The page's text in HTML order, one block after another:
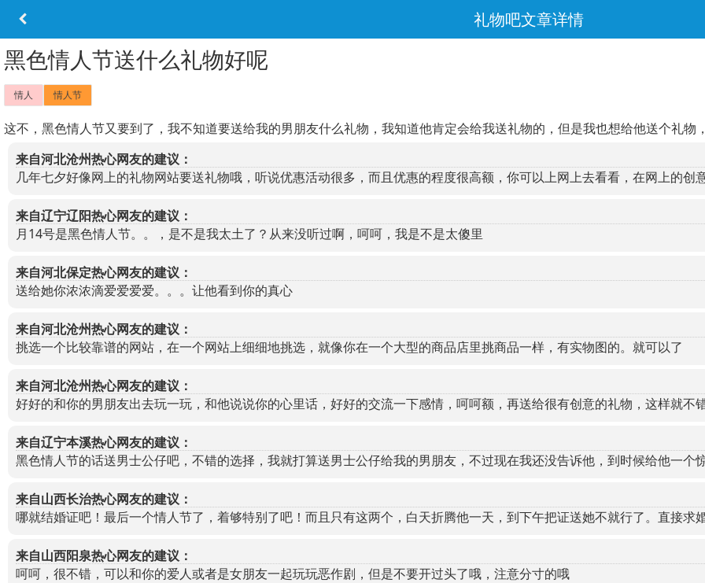
礼物吧文章详情
黑色情人节送什么礼物好呢
情人 情人节
这不，黑色情人节又要到了，我不知道要送给我的男朋友什么礼物，我知道他肯定会给我送礼物的，但是我也想给他送个礼
来自河北沧州热心网友的建议：
几年七夕好像网上的礼物网站要送礼物哦，听说优惠活动很多，而且优惠的程度很高额，你可以上网上去看看，在网上的
来自辽宁辽阳热心网友的建议：
月14号是黑色情人节。。，是不是我太土了？从来没听过啊，呵呵，我是不是太傻里
来自河北保定热心网友的建议：
送给她你浓浓滴爱爱爱爱。。。让他看到你的真心
来自河北沧州热心网友的建议：
挑选一个比较靠谱的网站，在一个网站上细细地挑选，就像你在一个大型的商品店里挑商品一样，有实物图的。就可以了
来自河北沧州热心网友的建议：
好好的和你的男朋友出去玩一玩，和他说说你的心里话，好好的交流一下感情，呵呵额，再送给很有创意的礼物，这样就不
来自辽宁本溪热心网友的建议：
黑色情人节的话送男士公仔吧，不错的选择，我就打算送男士公仔给我的男朋友，不过现在我还没告诉他，到时候给他一个
来自山西长治热心网友的建议：
哪就结婚证吧！最后一个情人节了，着够特别了吧！而且只有这两个，白天折腾他一天，到下午把证送她不就行了。直接求
来自山西阳泉热心网友的建议：
呵呵，很不错，可以和你的爱人或者是女朋友一起玩玩恶作剧，但是不要开过头了哦，注意分寸的哦